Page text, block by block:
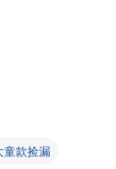
童款捡漏